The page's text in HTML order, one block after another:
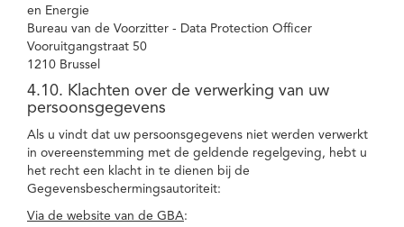
en Energie
Bureau van de Voorzitter - Data Protection Officer
Vooruitgangstraat 50
1210 Brussel
4.10. Klachten over de verwerking van uw
persoonsgegevens
Als u vindt dat uw persoonsgegevens niet werden verwerkt
in overeenstemming met de geldende regelgeving, hebt u
het recht een klacht in te dienen bij de
Gegevensbeschermingsautoriteit:
Via de website van de GBA: